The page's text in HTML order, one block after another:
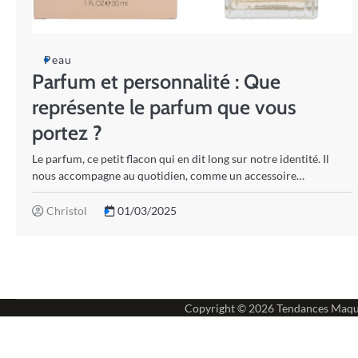
Peau
Parfum et personnalité : Que
représente le parfum que vous
portez ?
Le parfum, ce petit flacon qui en dit long sur notre identité. Il
nous accompagne au quotidien, comme un accessoire…
Christol 01/03/2025
Copyright © 2026Tendances